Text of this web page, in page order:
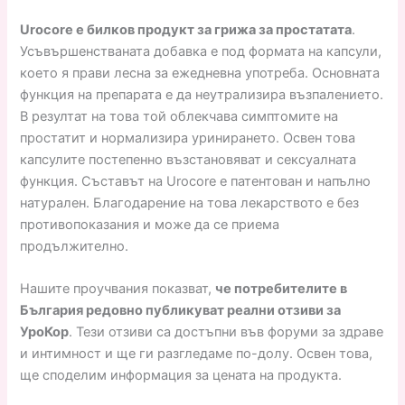
Urocore е билков продукт за грижа за простатата.
Усъвършенстваната добавка е под формата на капсули,
което я прави лесна за ежедневна употреба. Основната
функция на препарата е да неутрализира възпалението.
В резултат на това той облекчава симптомите на
простатит и нормализира уринирането. Освен това
капсулите постепенно възстановяват и сексуалната
функция. Съставът на Urocore е патентован и напълно
натурален. Благодарение на това лекарството е без
противопоказания и може да се приема
продължително.
Нашите проучвания показват, че потребителите в
България редовно публикуват реални отзиви за
УроКор. Тези отзиви са достъпни във форуми за здраве
и интимност и ще ги разгледаме по-долу. Освен това,
ще споделим информация за цената на продукта.